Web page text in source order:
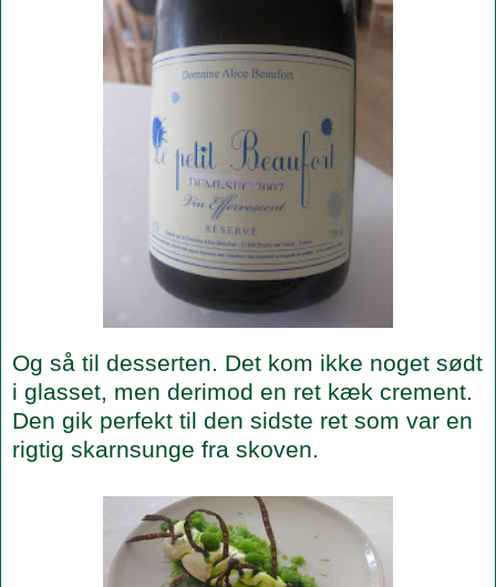
Og så til desserten. Det kom ikke noget sødt
i glasset, men derimod en ret kæk crement.
Den gik perfekt til den sidste ret som var en
rigtig skarnsunge fra skoven.